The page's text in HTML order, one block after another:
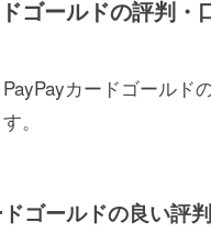
ゴールドの評判・
カードゴールド
。
ゴールドの良い評